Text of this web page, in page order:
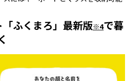
ふくまろ」最新版※4で暮